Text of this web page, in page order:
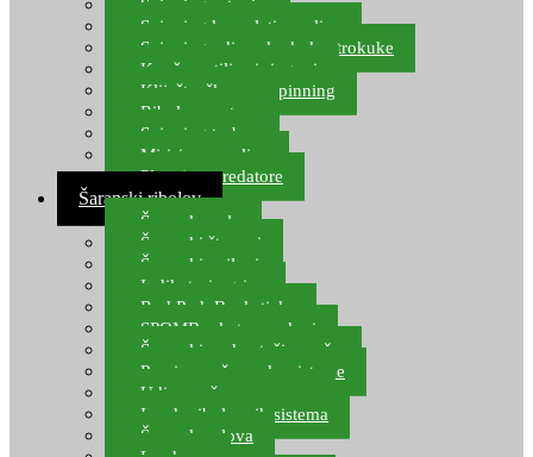
Spinning setovi
Spinning kompleti varalica
Spinning udice, dvokuke, trokuke
Kopče, vrtilice i ringovi
Kliješta, škare za spinning
Ribolov pastrve
Spinning torbe
Mirisi za varalice
Plovci za predatore
Šaranski ribolov
Šaranske role
Šaranski štapovi
Šaranski najloni
Indikatori ugriza
Rod Pod, Banksticks
SPOMB rakete, markeri
Šaranski podmetači, mreže
Pernice za šaranske sisteme
Udice za šarana, amura
Izrada ribolovnih sistema
Šaranska olova